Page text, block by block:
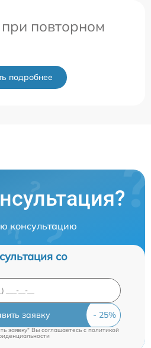
повторном
подробнее
консультацию
со
заявку
заявку" Вы соглашаетесь cполитикой